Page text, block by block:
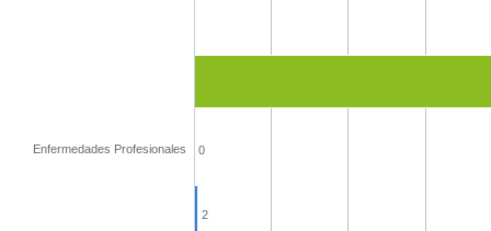
2
0
Enfermedades Profesionales